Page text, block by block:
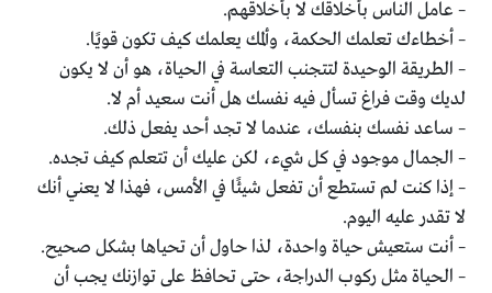
– عامل الناس بأخلاقك لا بأخلاقهم.
– أخطاءك تعلمك الحكمة، وألمك يعلمك كيف تكون قويًا.
– الطريقة الوحيدة لتتجنب التعاسة في الحياة، هو أن لا يكون
لديك وقت فراغ تسأل فيه نفسك هل أنت سعيد أم لا.
– ساعد نفسك بنفسك، عندما لا تجد أحد يفعل ذلك.
– الجمال موجود في كل شيء، لكن عليك أن تتعلم كيف تجده.
– إذا كنت لم تستطع أن تفعل شيئًا في الأمس، فهذا لا يعني أنك
لا تقدر عليه اليوم.
– أنت ستعيش حياة واحدة، لذا حاول أن تحياها بشكل صحيح.
– الحياة مثل ركوب الدراجة، حتى تحافظ على توازنك يجب أن